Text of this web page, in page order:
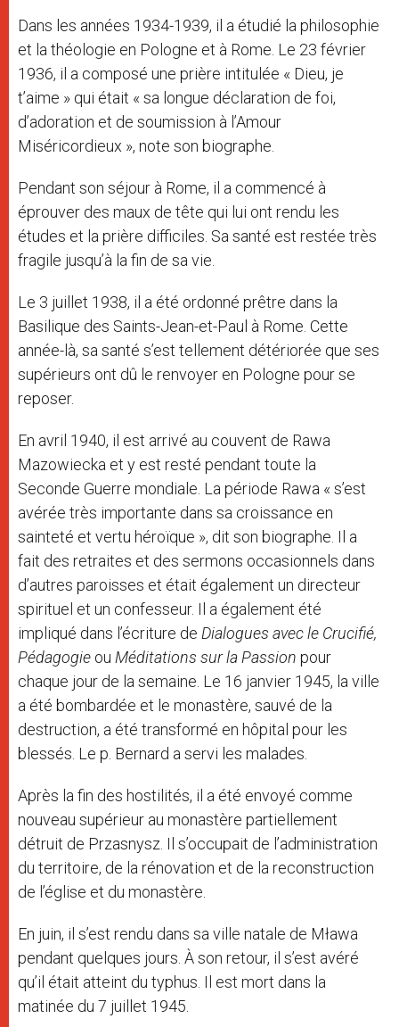
Dans les années 1934-1939, il a étudié la philosophie
et la théologie en Pologne et à Rome. Le 23 février
1936, il a composé une prière intitulée « Dieu, je
t’aime » qui était « sa longue déclaration de foi,
d’adoration et de soumission à l’Amour
Miséricordieux », note son biographe.
Pendant son séjour à Rome, il a commencé à
éprouver des maux de tête qui lui ont rendu les
études et la prière difficiles. Sa santé est restée très
fragile jusqu’à la fin de sa vie.
Le 3 juillet 1938, il a été ordonné prêtre dans la
Basilique des Saints-Jean-et-Paul à Rome. Cette
année-là, sa santé s’est tellement détériorée que ses
supérieurs ont dû le renvoyer en Pologne pour se
reposer.
En avril 1940, il est arrivé au couvent de Rawa
Mazowiecka et y est resté pendant toute la
Seconde Guerre mondiale. La période Rawa « s’est
avérée très importante dans sa croissance en
sainteté et vertu héroïque », dit son biographe. Il a
fait des retraites et des sermons occasionnels dans
d’autres paroisses et était également un directeur
spirituel et un confesseur. Il a également été
impliqué dans l’écriture de Dialogues avec le Crucifié,
Pédagogie ou Méditations sur la Passion pour
chaque jour de la semaine. Le 16 janvier 1945, la ville
a été bombardée et le monastère, sauvé de la
destruction, a été transformé en hôpital pour les
blessés. Le p. Bernard a servi les malades.
Après la fin des hostilités, il a été envoyé comme
nouveau supérieur au monastère partiellement
détruit de Przasnysz. Il s’occupait de l’administration
du territoire, de la rénovation et de la reconstruction
de l’église et du monastère.
En juin, il s’est rendu dans sa ville natale de Mława
pendant quelques jours. À son retour, il s’est avéré
qu’il était atteint du typhus. Il est mort dans la
matinée du 7 juillet 1945.